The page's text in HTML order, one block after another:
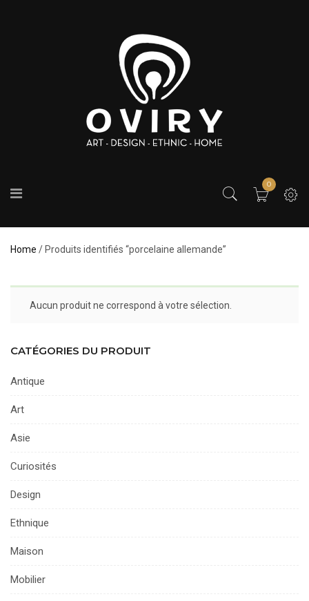
0
Home / Produits identifiés “porcelaine allemande”
Aucun produit ne correspond à votre sélection.
CATÉGORIES DU PRODUIT
Antique
Art
Asie
Curiosités
Design
Ethnique
Maison
Mobilier